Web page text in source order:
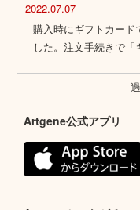
2022.07.07
購入時にギフトカード
した。注文手続きで「
Artgene公式アプリ